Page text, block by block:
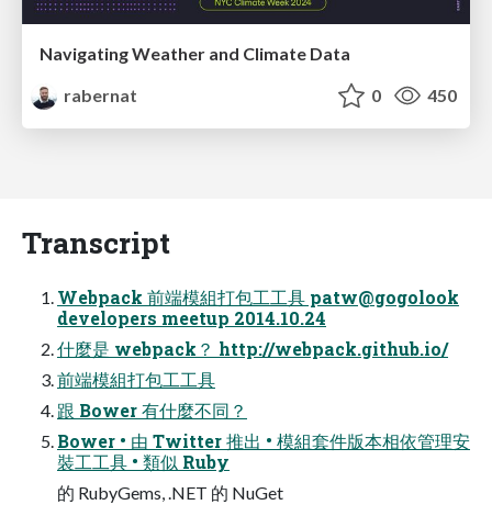
Navigating Weather and Climate Data
rabernat
0 450
Transcript
Webpack 前端模組打包⼯工具 patw@gogolook
developers meetup 2014.10.24
什麼是 webpack？ http://webpack.github.io/
前端模組打包⼯工具
跟 Bower 有什麼不同？
Bower • 由 Twitter 推出 • 模組套件版本相依管理安
裝⼯工具 • 類似 Ruby
的 RubyGems, .NET 的 NuGet